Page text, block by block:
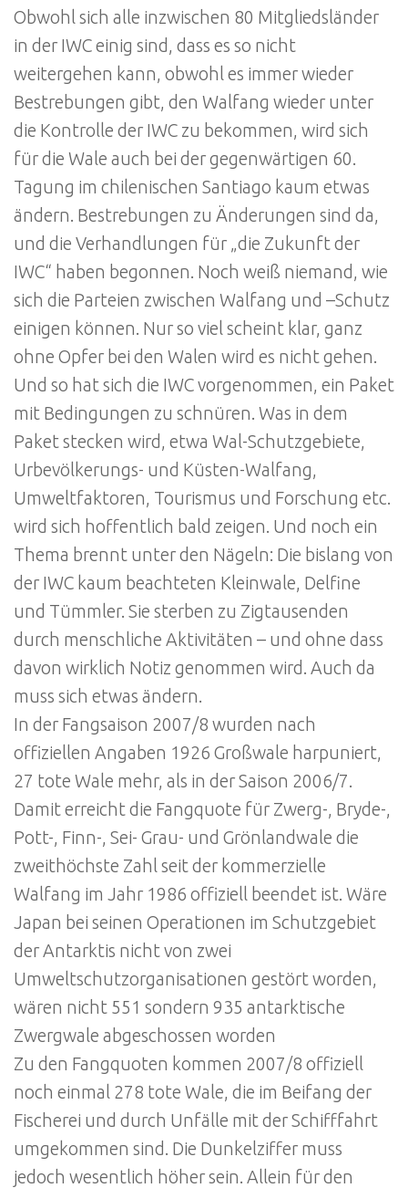
Obwohl sich alle inzwischen 80 Mitgliedsländer
in der IWC einig sind, dass es so nicht
weitergehen kann, obwohl es immer wieder
Bestrebungen gibt, den Walfang wieder unter
die Kontrolle der IWC zu bekommen, wird sich
für die Wale auch bei der gegenwärtigen 60.
Tagung im chilenischen Santiago kaum etwas
ändern. Bestrebungen zu Änderungen sind da,
und die Verhandlungen für „die Zukunft der
IWC“ haben begonnen. Noch weiß niemand, wie
sich die Parteien zwischen Walfang und –Schutz
einigen können. Nur so viel scheint klar, ganz
ohne Opfer bei den Walen wird es nicht gehen.
Und so hat sich die IWC vorgenommen, ein Paket
mit Bedingungen zu schnüren. Was in dem
Paket stecken wird, etwa Wal-Schutzgebiete,
Urbevölkerungs- und Küsten-Walfang,
Umweltfaktoren, Tourismus und Forschung etc.
wird sich hoffentlich bald zeigen. Und noch ein
Thema brennt unter den Nägeln: Die bislang von
der IWC kaum beachteten Kleinwale, Delfine
und Tümmler. Sie sterben zu Zigtausenden
durch menschliche Aktivitäten – und ohne dass
davon wirklich Notiz genommen wird. Auch da
muss sich etwas ändern.
In der Fangsaison 2007/8 wurden nach
offiziellen Angaben 1926 Großwale harpuniert,
27 tote Wale mehr, als in der Saison 2006/7.
Damit erreicht die Fangquote für Zwerg-, Bryde-,
Pott-, Finn-, Sei- Grau- und Grönlandwale die
zweithöchste Zahl seit der kommerzielle
Walfang im Jahr 1986 offiziell beendet ist. Wäre
Japan bei seinen Operationen im Schutzgebiet
der Antarktis nicht von zwei
Umweltschutzorganisationen gestört worden,
wären nicht 551 sondern 935 antarktische
Zwergwale abgeschossen worden
Zu den Fangquoten kommen 2007/8 offiziell
noch einmal 278 tote Wale, die im Beifang der
Fischerei und durch Unfälle mit der Schifffahrt
umgekommen sind. Die Dunkelziffer muss
jedoch wesentlich höher sein. Allein für den